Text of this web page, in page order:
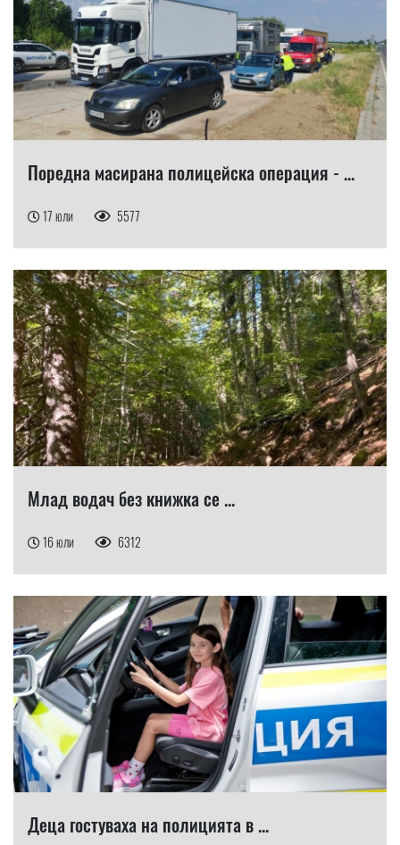
Поредна масирана полицейска операция - ...
17 юли 5577
Млад водач без книжка се ...
16 юли 6312
Деца гостуваха на полицията в ...